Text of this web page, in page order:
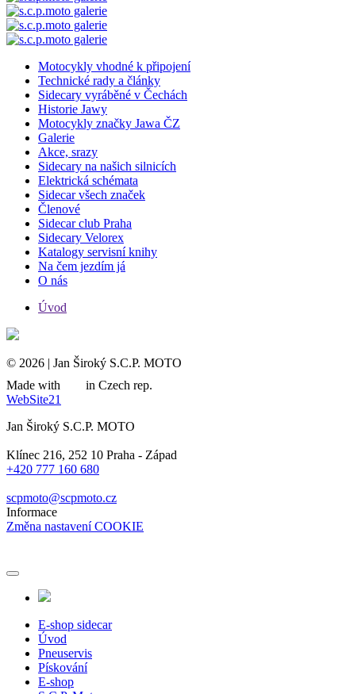
Motocykly vhodné k připojení
Technické rady a články
Sidecary vyráběné v Čechách
Historie Jawy
Motocykly značky Jawa ČZ
Galerie
Akce, srazy
Sidecary na našich silnicích
Elektrická schémata
Sidecar všech značek
Členové
Sidecar club Praha
Sidecary Velorex
Katalogy servisní knihy
Na čem jezdím já
O nás
Úvod
© 2026 | Jan Široký S.C.P. MOTO
Made with
in Czech rep.
WebSite21
Jan Široký S.C.P. MOTO
Klínec 216, 252 10 Praha - Západ
+420 777 160 680
scpmoto@scpmoto.cz
Informace
Změna nastavení COOKIE
E-shop sidecar
Úvod
Pneuservis
Pískování
E-shop